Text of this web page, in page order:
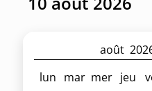
août
lun mar mer jeu